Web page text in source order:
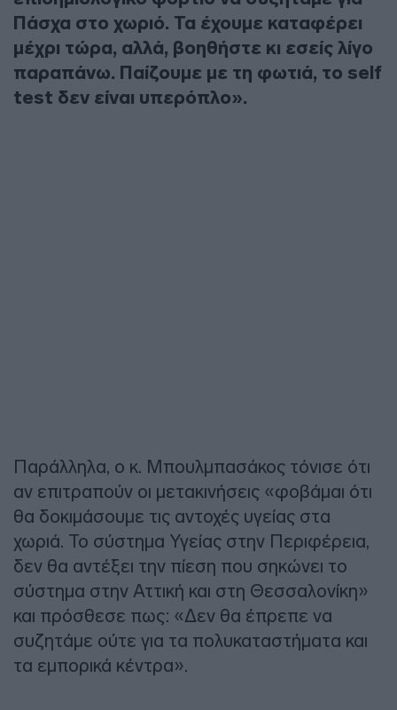
Πάσχα στο χωριό. Τα έχουμε καταφέρει
μέχρι τώρα, αλλά, βοηθήστε κι εσείς λίγο
παραπάνω. Παίζουμε με τη φωτιά, το self
test δεν είναι υπερόπλο».
Παράλληλα, ο κ. Μπουλμπασάκος τόνισε ότι
αν επιτραπούν οι μετακινήσεις «φοβάμαι ότι
θα δοκιμάσουμε τις αντοχές υγείας στα
χωριά. Το σύστημα Υγείας στην Περιφέρεια,
δεν θα αντέξει την πίεση που σηκώνει το
σύστημα στην Αττική και στη Θεσσαλονίκη»
και πρόσθεσε πως: «Δεν θα έπρεπε να
συζητάμε ούτε για τα πολυκαταστήματα και
τα εμπορικά κέντρα».